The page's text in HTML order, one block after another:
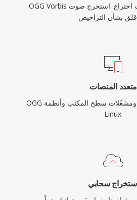
OGG Vorbis بدون براءات اختراع. استخرج صوت TS بدون
متعدد المنصات
OGG يعمل في المتصفحات ومشغّلات سطح المكتب وأنظمة
Linux.
سحابي